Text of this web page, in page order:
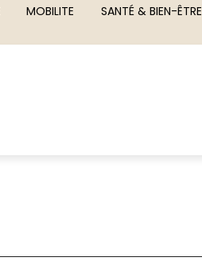
MOBILITE SANTÉ & BIEN-ÊTRE